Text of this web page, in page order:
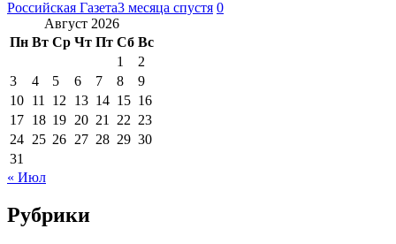
Российская Газета3 месяца спустя 0
Август 2026
Пн Вт Ср Чт Пт Сб Вс
1
2
3
4 5 6 7 8
9
10 11 12 13 14 15 16
17 18 19 20 21 22 23
24 25 26 27 28 29 30
31
« Июл
Рубрики